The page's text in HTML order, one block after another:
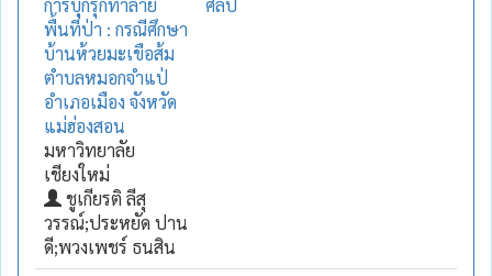
พื้นที่ป่า : กรณีศึกษา
บ้านห้วยมะเขือส้ม
ตำบลหมอกจำแป่
อำเภอเมือง จังหวัด
แม่ฮ่องสอน
มหาวิทยาลัย
เชียงใหม่
ชูเกียรติ ลีสุ
วรรณ์;ประหยัด ปาน
ดี;พวงเพชร์ ธนสิน